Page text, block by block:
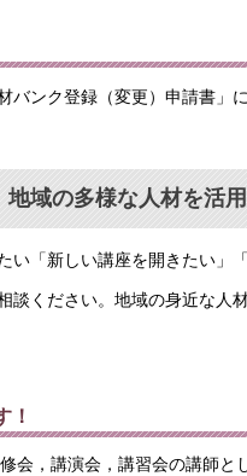
バンク登録（変更）申請書」
地域の多様な人材を活
い「新しい講座を開きたい」
談ください。地域の身近な人
！
会，講演会，講習会の講師と